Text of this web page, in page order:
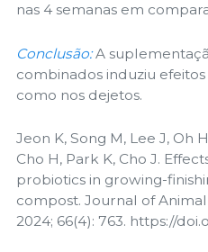
nas 4 semanas em
Conclusão:A
combinados induziu
como nos dejetos.
Jeon K, Song M, Lee J, Oh
Cho H, Park K, Cho J.
probiotics in growing-
compost. Journal of
2024; 66(4): 763. https://